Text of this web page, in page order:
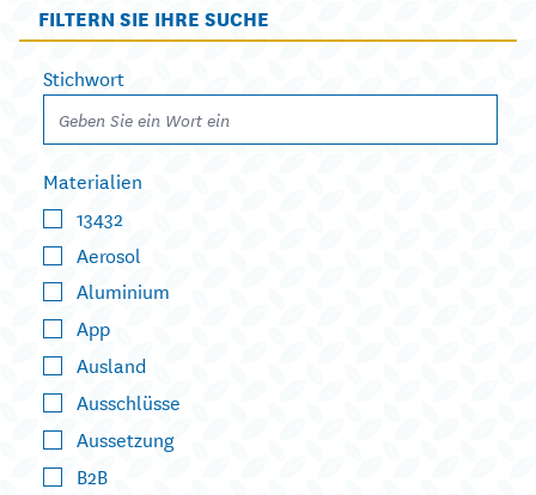
FILTERN SIE IHRE SUCHE
Stichwort
Materialien
13432
Aerosol
Aluminium
App
Ausland
Ausschlüsse
Aussetzung
B2B